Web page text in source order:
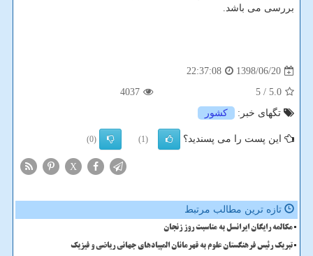
بررسی می باشد.
1398/06/20
22:37:08
5.0
/ 5
4037
تگهای خبر:
كشور
این پست را می پسندید؟ (1)
(0)
X
تازه ترین مطالب مرتبط
مکالمه رایگان ایرانسل به مناسبت روز زنجان
تبریک رئیس فرهنگستان علوم به قهرمانان المپیادهای جهانی ریاضی و فیزیک